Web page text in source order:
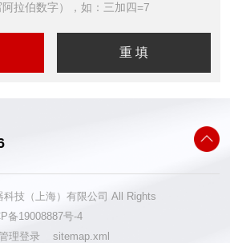
拉伯数字），如：三加四=7
技（上海）有限公司 All Rights
备19008887号-4
理登录 sitemap.xml